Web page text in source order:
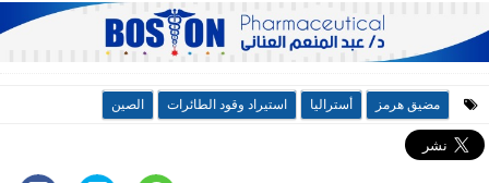
مضيق هرمز أستراليا استيراد وقود الطائرات الصين